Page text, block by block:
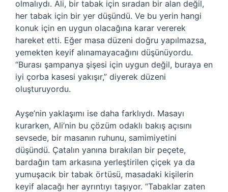
olmalıydı. Ali, bir tabak için sıradan bir alan değil,
her tabak için bir yer düşündü. Ve bu yerin hangi
konuk için en uygun olacağına karar vererek
hareket etti. Eğer masa düzeni doğru yapılmazsa,
yemekten keyif alınamayacağını düşünüyordu.
“Burası şampanya şişesi için uygun değil, buraya en
iyi çorba kasesi yakışır,” diyerek düzeni
oluşturuyordu.
Ayşe’nin yaklaşımı ise daha farklıydı. Masayı
kurarken, Ali’nin bu çözüm odaklı bakış açısını
sevsede, bir masanın ruhunu, samimiyetini
düşündü. Çatalın yanına bırakılan bir peçete,
bardağın tam arkasına yerleştirilen çiçek ya da
yumuşacık bir tabak örtüsü, masadaki kişilerin
keyif alacağı her ayrıntıyı taşıyor. “Tabaklar zaten